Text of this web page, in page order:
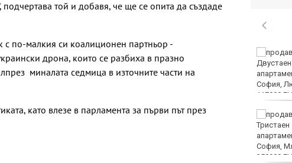
подчертава той и добавя, че ще се опита да създаде
с по-малкия си коалиционен партньор -
дрона, които се разбиха в празно
миналата седмица в източните части на
като влезе в парламента за първи път през
преподписа с Реал
(Мадрид)
ЦСКА удари с 3:0